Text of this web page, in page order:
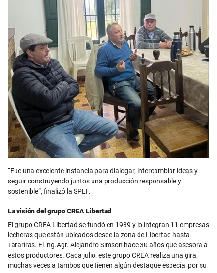
“Fue una excelente instancia para dialogar, intercambiar ideas y
seguir construyendo juntos una producción responsable y
sostenible”, finalizó la SPLF.
La visión del grupo CREA Libertad
El grupo CREA Libertad se fundó en 1989 y lo integran 11 empresas
lecheras que están ubicados desde la zona de Libertad hasta
Tarariras. El Ing.Agr. Alejandro Simson hace 30 años que asesora a
estos productores. Cada julio, este grupo CREA realiza una gira,
muchas veces a tambos que tienen algún destaque especial por su